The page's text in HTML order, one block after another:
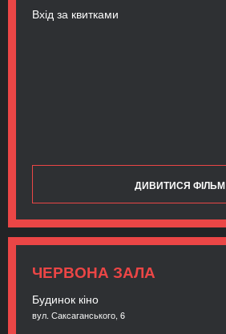
Вхід за квитками
ДИВИТИСЯ ФІЛЬМ
ЧЕРВОНА ЗАЛА
Будинок кіно
вул. Саксаганського, 6